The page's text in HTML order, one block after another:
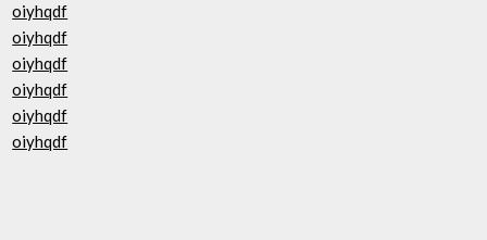
oiyhqdf
oiyhqdf
oiyhqdf
oiyhqdf
oiyhqdf
oiyhqdf